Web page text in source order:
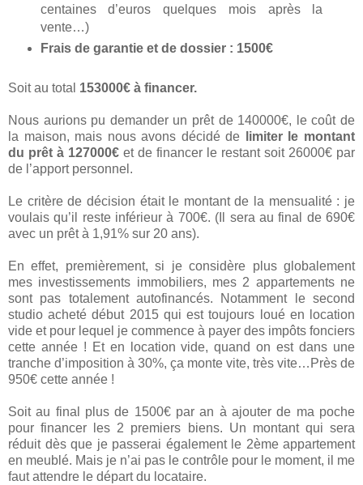
centaines d’euros quelques mois après la
vente…)
Frais de garantie et de dossier : 1500€
Soit au total 153000€ à financer.
Nous aurions pu demander un prêt de 140000€, le coût de
la maison, mais nous avons décidé de
limiter le montant
du prêt à 127000€ et de financer le restant soit 26000€ par
de l’apport personnel.
Le critère de décision était le montant de la mensualité : je
voulais qu’il reste inférieur à 700€. (Il sera au final de 690€
avec un prêt à 1,91% sur 20 ans).
En effet, premièrement, si je considère plus globalement
mes investissements immobiliers, mes 2 appartements ne
sont pas totalement autofinancés. Notamment le second
studio acheté début 2015 qui est toujours loué en location
vide et pour lequel je commence à payer des impôts fonciers
cette année ! Et en location vide, quand on est dans une
tranche d’imposition à 30%, ça monte vite, très vite…Près de
950€ cette année !
Soit au final plus de 1500€ par an à ajouter de ma poche
pour financer les 2 premiers biens. Un montant qui sera
réduit dès que je passerai également le 2ème appartement
en meublé. Mais je n’ai pas le contrôle pour le moment, il me
faut attendre le départ du locataire.